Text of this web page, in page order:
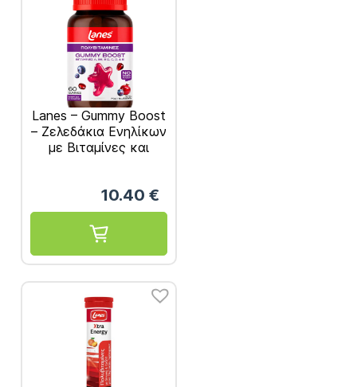
Lanes – Gummy Boost
– Ζελεδάκια Ενηλίκων
με Βιταμίνες και
60τμχ10.40 €